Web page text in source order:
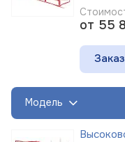
от 55
Модель